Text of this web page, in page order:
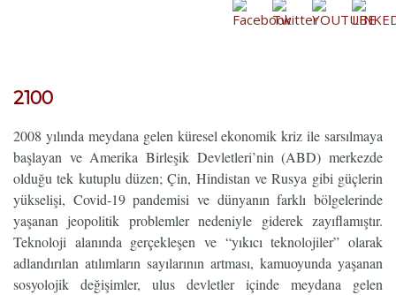
2100
2008 yılında meydana gelen küresel ekonomik kriz ile sarsılmaya
başlayan ve Amerika Birleşik Devletleri’nin (ABD) merkezde
olduğu tek kutuplu düzen; Çin, Hindistan ve Rusya gibi güçlerin
yükselişi, Covid-19 pandemisi ve dünyanın farklı bölgelerinde
yaşanan jeopolitik problemler nedeniyle giderek zayıflamıştır.
Teknoloji alanında gerçekleşen ve “yıkıcı teknolojiler” olarak
adlandırılan atılımların sayılarının artması, kamuoyunda yaşanan
sosyolojik değişimler, ulus devletler içinde meydana gelen